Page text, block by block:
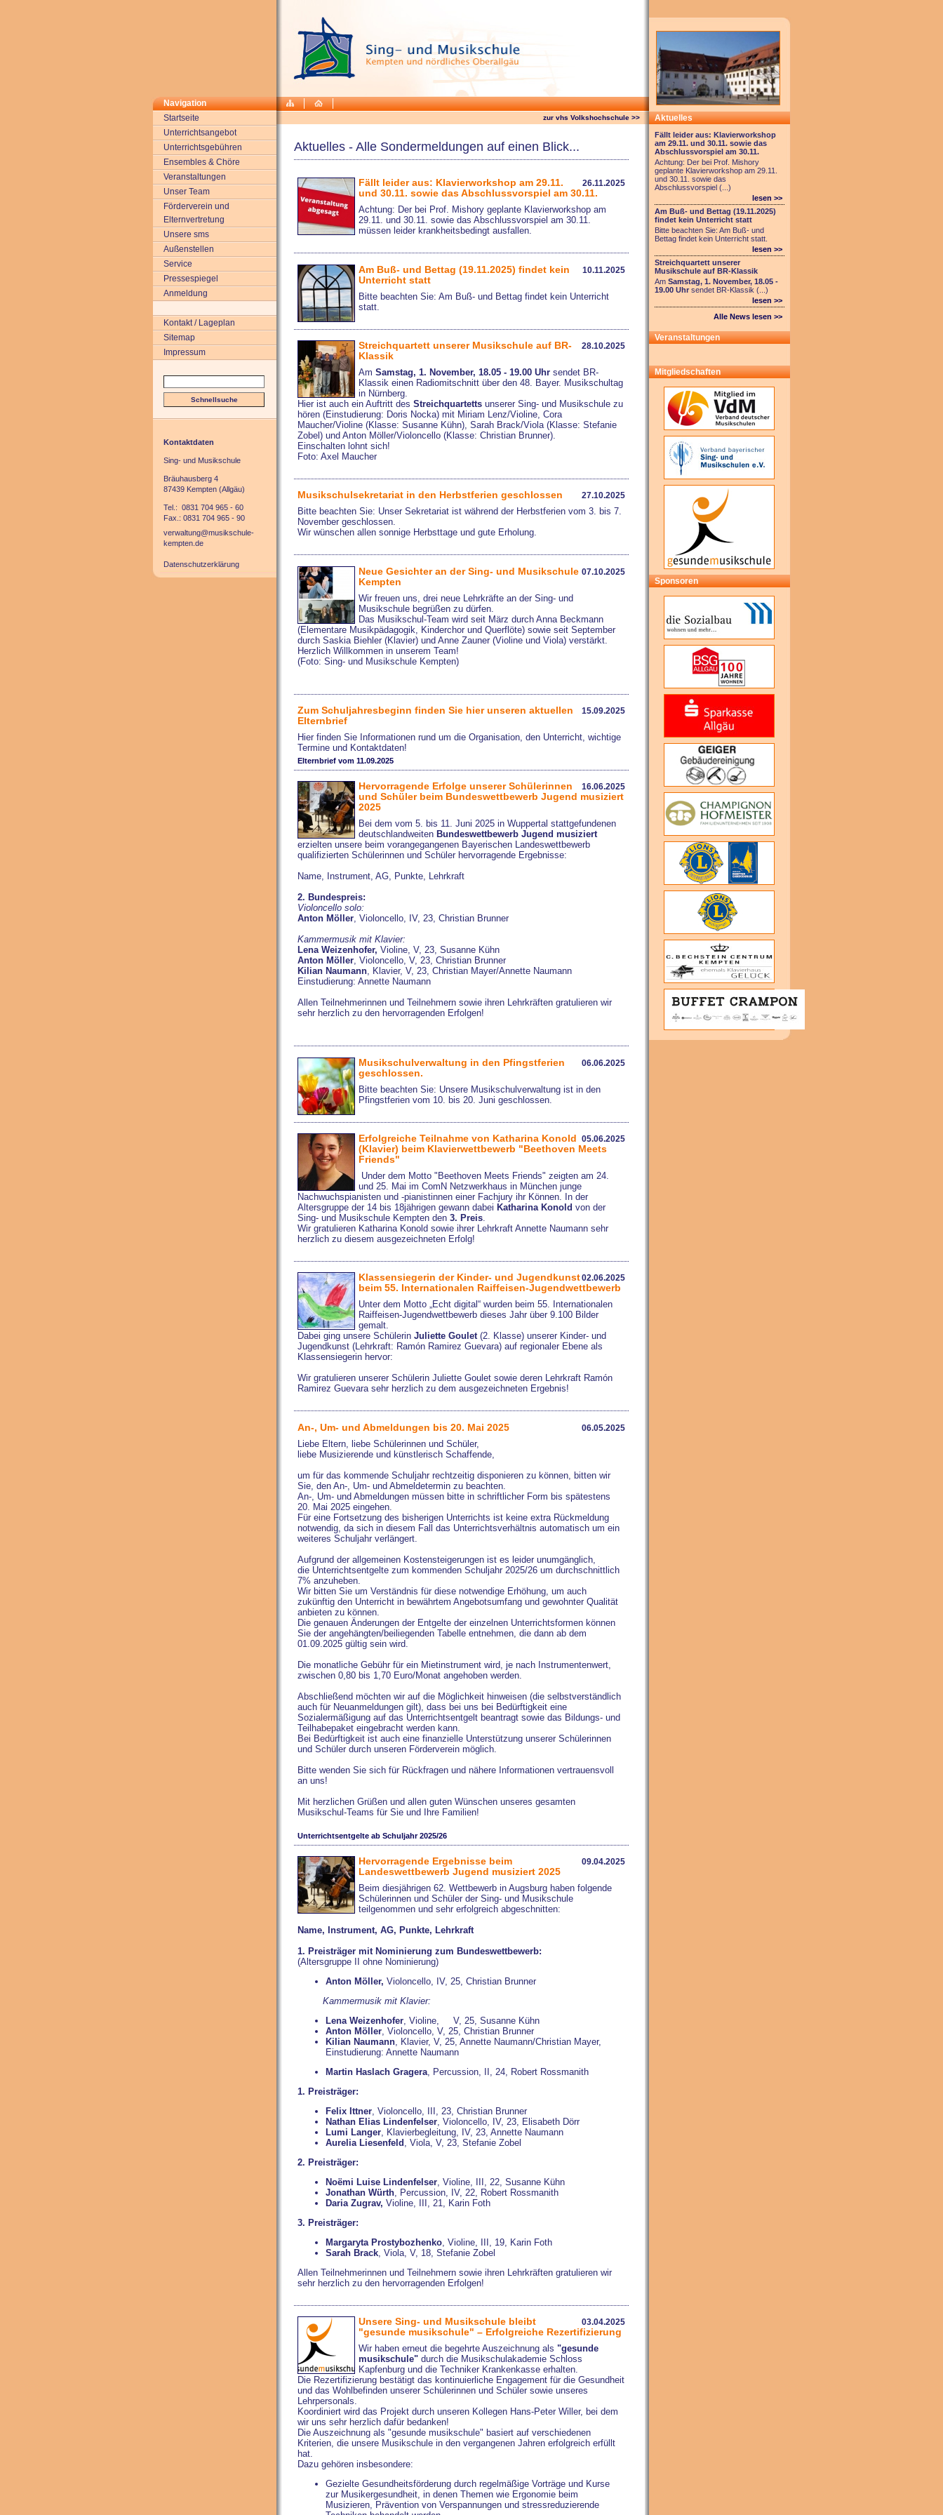
Navigation
Startseite
Unterrichtsangebot
Unterrichtsgebühren
Ensembles & Chöre
Veranstaltungen
Unser Team
Förderverein und
Elternvertretung
Unsere sms
Außenstellen
Service
Pressespiegel
Anmeldung
Kontakt / Lageplan
Sitemap
Impressum
Kontaktdaten
Sing- und Musikschule
Bräuhausberg 4
87439 Kempten (Allgäu)
Tel.: 0831 704 965 - 60
Fax.: 0831 704 965 - 90
verwaltung@musikschule-
kempten.de
Datenschutzerklärung
Aktuelles
Fällt leider aus: Klavierworkshop
am 29.11. und 30.11. sowie das
Abschlussvorspiel am 30.11.
Achtung: Der bei Prof. Mishory
geplante Klavierworkshop am 29.11.
und 30.11. sowie das
Abschlussvorspiel (...)
lesen >>
Am Buß- und Bettag (19.11.2025)
findet kein Unterricht statt
Bitte beachten Sie: Am Buß- und
Bettag findet kein Unterricht statt.
lesen >>
Streichquartett unserer
Musikschule auf BR-Klassik
AmSamstag, 1. November, 18.05 -
19.00 Uhr sendet BR-Klassik (...)
lesen >>
Alle News lesen >>
Veranstaltungen
Mitgliedschaften
Sponsoren
zur vhs Volkshochschule >>
Aktuelles - Alle Sondermeldungen auf einen Blick...
26.11.2025
Fällt leider aus: Klavierworkshop am 29.11.
und 30.11. sowie das Abschlussvorspiel am 30.11.
Achtung: Der bei Prof. Mishory geplante Klavierworkshop am
29.11. und 30.11. sowie das Abschlussvorspiel am 30.11.
müssen leider krankheitsbedingt ausfallen.
10.11.2025
Am Buß- und Bettag (19.11.2025) findet kein
Unterricht statt
Bitte beachten Sie: Am Buß- und Bettag findet kein Unterricht
statt.
28.10.2025
Streichquartett unserer Musikschule auf BR-
Klassik
Am Samstag, 1. November, 18.05 - 19.00 Uhrsendet BR-
Klassik einen Radiomitschnitt über den 48. Bayer. Musikschultag
in Nürnberg.
Hier ist auch ein Auftritt des Streichquartetts unserer Sing- und Musikschule zu
hören (Einstudierung: Doris Nocka) mit Miriam Lenz/Violine, Cora
Maucher/Violine (Klasse: Susanne Kühn), Sarah Brack/Viola (Klasse: Stefanie
Zobel) und Anton Möller/Violoncello (Klasse: Christian Brunner).
Einschalten lohnt sich!
Foto: Axel Maucher
27.10.2025
Musikschulsekretariat in den Herbstferien geschlossen
Bitte beachten Sie: Unser Sekretariat ist während der Herbstferien vom 3. bis 7.
November geschlossen.
Wir wünschen allen sonnige Herbsttage und gute Erholung.
07.10.2025
Neue Gesichter an der Sing- und Musikschule
Kempten
Wir freuen uns, drei neue Lehrkräfte an der Sing- und
Musikschule begrüßen zu dürfen.
Das Musikschul-Team wird seit März durch Anna Beckmann
(Elementare Musikpädagogik, Kinderchor und Querflöte) sowie seit September
durch Saskia Biehler (Klavier) und Anne Zauner (Violine und Viola) verstärkt.
Herzlich Willkommen in unserem Team!
(Foto: Sing- und Musikschule Kempten)
15.09.2025
Zum Schuljahresbeginn finden Sie hier unseren aktuellen
Elternbrief
Hier finden Sie Informationen rund um die Organisation, den Unterricht, wichtige
Termine und Kontaktdaten!
Elternbrief vom 11.09.2025
16.06.2025
Hervorragende Erfolge unserer Schülerinnen
und Schüler beim Bundeswettbewerb Jugend musiziert
2025
Bei dem vom 5. bis 11. Juni 2025 in Wuppertal stattgefundenen
deutschlandweiten Bundeswettbewerb Jugend musiziert
erzielten unsere beim vorangegangenen Bayerischen Landeswettbewerb
qualifizierten Schülerinnen und Schüler hervorragende Ergebnisse:
Name, Instrument, AG, Punkte, Lehrkraft
2. Bundespreis:
Violoncello solo:
Anton Möller, Violoncello, IV, 23, Christian Brunner
Kammermusik mit Klavier:
Lena Weizenhofer, Violine, V, 23, Susanne Kühn
Anton Möller, Violoncello, V, 23, Christian Brunner
Kilian Naumann, Klavier, V, 23, Christian Mayer/Annette Naumann
Einstudierung: Annette Naumann
Allen Teilnehmerinnen und Teilnehmern sowie ihren Lehrkräften gratulieren wir
sehr herzlich zu den hervorragenden Erfolgen!
06.06.2025
Musikschulverwaltung in den Pfingstferien
geschlossen.
Bitte beachten Sie: Unsere Musikschulverwaltung ist in den
Pfingstferien vom 10. bis 20. Juni geschlossen.
05.06.2025
Erfolgreiche Teilnahme von Katharina Konold
(Klavier) beim Klavierwettbewerb "Beethoven Meets
Friends"
Under dem Motto "Beethoven Meets Friends" zeigten am 24.
und 25. Mai im ComN Netzwerkhaus in München junge
Nachwuchspianisten und -pianistinnen einer Fachjury ihr Können. In der
Altersgruppe der 14 bis 18jährigen gewann dabei Katharina Konold von der
Sing- und Musikschule Kempten den 3. Preis.
Wir gratulieren Katharina Konold sowie ihrer Lehrkraft Annette Naumann sehr
herzlich zu diesem ausgezeichneten Erfolg!
02.06.2025
Klassensiegerin der Kinder- und Jugendkunst
beim 55. Internationalen Raiffeisen-Jugendwettbewerb
Unter dem Motto „Echt digital“ wurden beim 55. Internationalen
Raiffeisen-Jugendwettbewerb dieses Jahr über 9.100 Bilder
gemalt.
Dabei ging unsere Schülerin Juliette Goulet (2. Klasse) unserer Kinder- und
Jugendkunst (Lehrkraft: Ramón Ramirez Guevara) auf regionaler Ebene als
Klassensiegerin hervor:
Wir gratulieren unserer Schülerin Juliette Goulet sowie deren Lehrkraft Ramón
Ramirez Guevara sehr herzlich zu dem ausgezeichneten Ergebnis!
06.05.2025
An-, Um- und Abmeldungen bis 20. Mai 2025
Liebe Eltern, liebe Schülerinnen und Schüler,
liebe Musizierende und künstlerisch Schaffende,
um für das kommende Schuljahr rechtzeitig disponieren zu können, bitten wir
Sie, den An-, Um- und Abmeldetermin zu beachten.
An-, Um- und Abmeldungen müssen bitte in schriftlicher Form bis spätestens
20. Mai 2025 eingehen.
Für eine Fortsetzung des bisherigen Unterrichts ist keine extra Rückmeldung
notwendig, da sich in diesem Fall das Unterrichtsverhältnis automatisch um ein
weiteres Schuljahr verlängert.
Aufgrund der allgemeinen Kostensteigerungen ist es leider unumgänglich,
die Unterrichtsentgelte zum kommenden Schuljahr 2025/26 um durchschnittlich
7% anzuheben.
Wir bitten Sie um Verständnis für diese notwendige Erhöhung, um auch
zukünftig den Unterricht in bewährtem Angebotsumfang und gewohnter Qualität
anbieten zu können.
Die genauen Änderungen der Entgelte der einzelnen Unterrichtsformen können
Sie der angehängten/beiliegenden Tabelle entnehmen, die dann ab dem
01.09.2025 gültig sein wird.
Die monatliche Gebühr für ein Mietinstrument wird, je nach Instrumentenwert,
zwischen 0,80 bis 1,70 Euro/Monat angehoben werden.
Abschließend möchten wir auf die Möglichkeit hinweisen (die selbstverständlich
auch für Neuanmeldungen gilt), dass bei uns bei Bedürftigkeit eine
Sozialermäßigung auf das Unterrichtsentgelt beantragt sowie das Bildungs- und
Teilhabepaket eingebracht werden kann.
Bei Bedürftigkeit ist auch eine finanzielle Unterstützung unserer Schülerinnen
und Schüler durch unseren Förderverein möglich.
Bitte wenden Sie sich für Rückfragen und nähere Informationen vertrauensvoll
an uns!
Mit herzlichen Grüßen und allen guten Wünschen unseres gesamten
Musikschul-Teams für Sie und Ihre Familien!
Unterrichtsentgelte ab Schuljahr 2025/26
09.04.2025
Hervorragende Ergebnisse beim
Landeswettbewerb Jugend musiziert 2025
Beim diesjährigen 62. Wettbewerb in Augsburg haben folgende
Schülerinnen und Schüler der Sing- und Musikschule
teilgenommen und sehr erfolgreich abgeschnitten:
Name, Instrument, AG, Punkte, Lehrkraft
1. Preisträger mit Nominierung zum Bundeswettbewerb:
(Altersgruppe II ohne Nominierung)
Anton Möller, Violoncello, IV, 25, Christian Brunner
Kammermusik mit Klavier:
Lena Weizenhofer, Violine, V, 25, Susanne Kühn
Anton Möller, Violoncello, V, 25, Christian Brunner
Kilian Naumann, Klavier, V, 25, Annette Naumann/Christian Mayer,
Einstudierung: Annette Naumann
Martin Haslach Gragera, Percussion, II, 24, Robert Rossmanith
1. Preisträger:
Felix Ittner, Violoncello, III, 23, Christian Brunner
Nathan Elias Lindenfelser, Violoncello, IV, 23, Elisabeth Dörr
Lumi Langer, Klavierbegleitung, IV, 23, Annette Naumann
Aurelia Liesenfeld
, Viola, V, 23, Stefanie Zobel
2. Preisträger:
Noëmi Luise Lindenfelser, Violine, III, 22, Susanne Kühn
Jonathan Würth, Percussion, IV, 22, Robert Rossmanith
Daria Zugrav, Violine, III, 21, Karin Foth
3. Preisträger:
Margaryta Prostybozhenko, Violine, III, 19, Karin Foth
Sarah Brack, Viola, V, 18, Stefanie Zobel
Allen Teilnehmerinnen und Teilnehmern sowie ihren Lehrkräften gratulieren wir
sehr herzlich zu den hervorragenden Erfolgen!
03.04.2025
Unsere Sing- und Musikschule bleibt
"gesunde musikschule" – Erfolgreiche Rezertifizierung
Wir haben erneut die begehrte Auszeichnung als "gesunde
musikschule"durch die Musikschulakademie Schloss
Kapfenburg und die Techniker Krankenkasse erhalten.
Die Rezertifizierung bestätigt das kontinuierliche Engagement für die Gesundheit
und das Wohlbefinden unserer Schülerinnen und Schüler sowie unseres
Lehrpersonals.
Koordiniert wird das Projekt durch unseren Kollegen Hans-Peter Willer, bei dem
wir uns sehr herzlich dafür bedanken!
Die Auszeichnung als "gesunde musikschule" basiert auf verschiedenen
Kriterien, die unsere Musikschule in den vergangenen Jahren erfolgreich erfüllt
hat.
Dazu gehören insbesondere:
Gezielte Gesundheitsförderung durch regelmäßige Vorträge und Kurse
zur Musikergesundheit, in denen Themen wie Ergonomie beim
Musizieren, Prävention von Verspannungen und stressreduzierende